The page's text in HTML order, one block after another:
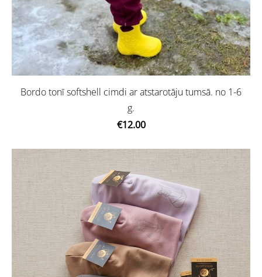
Bordo tonī softshell cimdi ar atstarotāju tumsā. no 1-6
g.
€12.00